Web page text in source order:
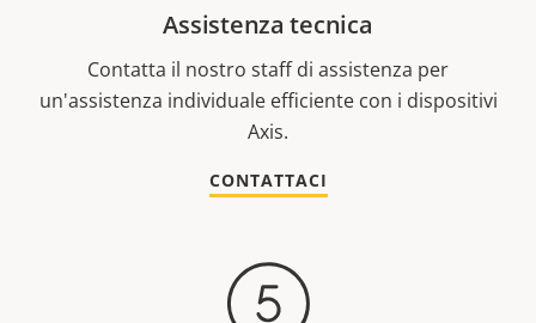
Assistenza tecnica
Contatta il nostro staff di assistenza per
un'assistenza individuale efficiente con i dispositivi
Axis.
CONTATTACI